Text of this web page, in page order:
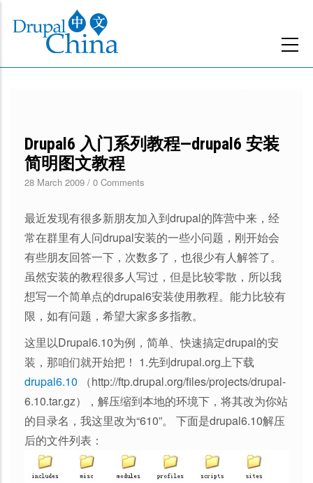
主
Drupal6 入门系列教程—drupal6 安装
简明图文教程
28 March 2009 / 0 Comments
最近发现有很多新朋友加入到drupal的阵营中来，经
常在群里有人问drupal安装的一些小问题，刚开始会
有些朋友回答一下，次数多了，也很少有人解答了。
虽然安装的教程很多人写过，但是比较零散，所以我
想写一个简单点的drupal6安装使用教程。能力比较有
限，如有问题，希望大家多多指教。
这里以Drupal6.10为例，简单、快速搞定drupal的安
装，那咱们就开始把！ 1.先到drupal.org上下载
drupal6.10 （http://ftp.drupal.org/files/projects/drupal-
6.10.tar.gz），解压缩到本地的环境下，将其改为你站
的目录名，我这里改为“610”。 下面是drupal6.10解压
后的文件列表：